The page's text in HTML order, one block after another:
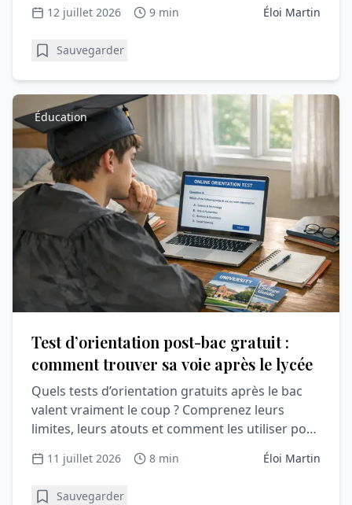
12 juillet 2026 9 min Éloi Martin
Sauvegarder
Éducation
Test d’orientation post-bac gratuit :
comment trouver sa voie après le lycée
Quels tests d’orientation gratuits après le bac
valent vraiment le coup ? Comprenez leurs
limites, leurs atouts et comment les utiliser pour
11 juillet 2026 8 min Éloi Martin
Sauvegarder